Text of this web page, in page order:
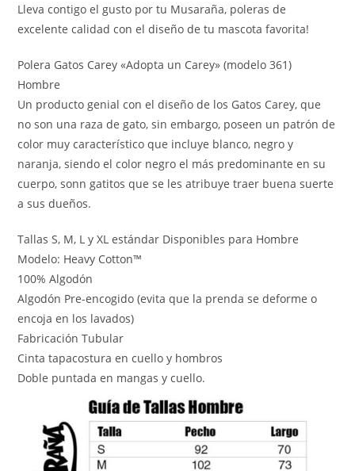
Lleva contigo el gusto por tu Musaraña, poleras de
excelente calidad con el diseño de tu mascota favorita!
Polera Gatos Carey «Adopta un Carey» (modelo 361)
Hombre
Un producto genial con el diseño de los Gatos Carey, que
no son una raza de gato, sin embargo, poseen un patrón de
color muy característico que incluye blanco, negro y
naranja, siendo el color negro el más predominante en su
cuerpo, sonn gatitos que se les atribuye traer buena suerte
a sus dueños.
Tallas S, M, L y XL estándar Disponibles para Hombre
Modelo: Heavy Cotton™
100% Algodón
Algodón Pre-encogido (evita que la prenda se deforme o
encoja en los lavados)
Fabricación Tubular
Cinta tapacostura en cuello y hombros
Doble puntada en mangas y cuello.